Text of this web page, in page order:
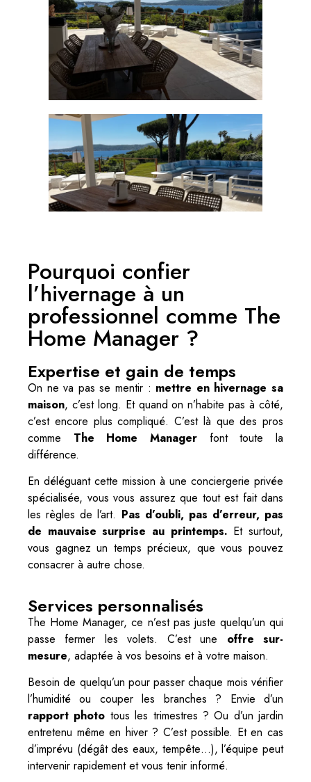
Pourquoi confier
l’hivernage à un
professionnel comme The
Home Manager ?
Expertise et gain de temps
On ne va pas se mentir : mettre en hivernage sa
maison, c’est long. Et quand on n’habite pas à côté,
c’est encore plus compliqué. C’est là que des pros
comme The Home Manager font toute la
différence.
En déléguant cette mission à une conciergerie privée
spécialisée, vous vous assurez que tout est fait dans
les règles de l’art. Pas d’oubli, pas d’erreur, pas
de mauvaise surprise au printemps. Et surtout,
vous gagnez un temps précieux, que vous pouvez
consacrer à autre chose.
Services personnalisés
The Home Manager, ce n’est pas juste quelqu’un qui
passe fermer les volets. C’est une offre sur-
mesure, adaptée à vos besoins et à votre maison.
Besoin de quelqu’un pour passer chaque mois vérifier
l’humidité ou couper les branches ? Envie d’un
rapport photo tous les trimestres ? Ou d’un jardin
entretenu même en hiver ? C’est possible. Et en cas
d’imprévu (dégât des eaux, tempête…), l’équipe peut
intervenir rapidement et vous tenir informé.